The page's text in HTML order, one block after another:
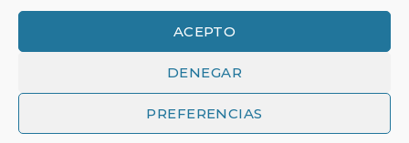
ACEPTO
DENEGAR
PREFERENCIAS
Política de privacidad
intelectual e industrial de este sitio web, y es también titular o tiene la
correspondiente licencia sobre los derechos de propiedad intelectual,